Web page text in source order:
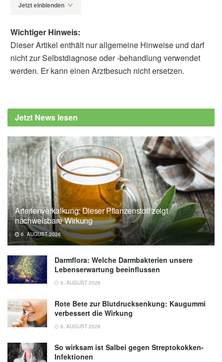
Jetzt einblenden
aktualisiert: Neue Therapieempfehlungen
beim fortgeschrittenen Ovarialkarzinom,
Krebsinformationsdienst des Deutschen
Krebsforschungszentrums: Eierstockkrebs
(Ovarialkarzinom), (Abruf: 13.10.2021),
Krebsinformationsdienst
Wichtiger Hinweis:
Dieser Artikel enthält nur allgemeine Hinweise und darf
nicht zur Selbstdiagnose oder -behandlung verwendet
werden. Er kann einen Arztbesuch nicht ersetzen.
Jetzt News lesen
Arterienverkalkung: Dieser Pflanzenstoff zeigt
nachweisbare Wirkung
6. AUGUST 2026
Darmflora: Welche Darmbakterien unsere
Lebenserwartung beeinflussen
6. AUGUST 2026
Rote Bete zur Blutdrucksenkung: Kaugummi
verbessert die Wirkung
6. AUGUST 2026
So wirksam ist Salbei gegen Streptokokken-
Infektionen